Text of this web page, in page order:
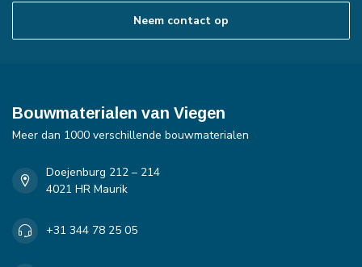
Neem contact op
Bouwmaterialen van Viegen
Meer dan 1000 verschillende bouwmaterialen
Doejenburg 212 – 214
4021 HR Maurik
+31 344 78 25 05